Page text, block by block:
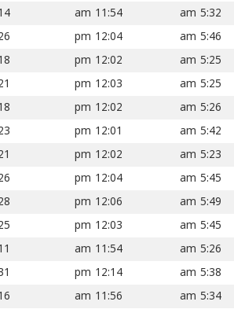
5:32 am
11:54 am
5:46 am
12:04 pm
5:25 am
12:02 pm
5:25 am
12:03 pm
5:26 am
12:02 pm
5:42 am
12:01 pm
5:23 am
12:02 pm
5:45 am
12:04 pm
5:49 am
12:06 pm
5:45 am
12:03 pm
5:26 am
11:54 am
5:38 am
12:14 pm
5:34 am
11:56 am